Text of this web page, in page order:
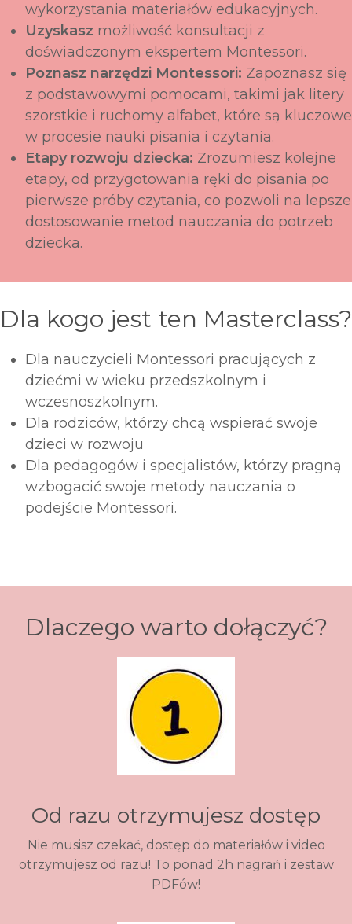
wykorzystania materiałów edukacyjnych.
Uzyskasz możliwość konsultacji z
doświadczonym ekspertem Montessori.
Poznasz narzędzi Montessori: Zapoznasz się
z podstawowymi pomocami, takimi jak litery
szorstkie i ruchomy alfabet, które są kluczowe
w procesie nauki pisania i czytania.
Etapy rozwoju dziecka: Zrozumiesz kolejne
etapy, od przygotowania ręki do pisania po
pierwsze próby czytania, co pozwoli na lepsze
dostosowanie metod nauczania do potrzeb
dziecka.
Dla kogo jest ten Masterclass?
Dla nauczycieli Montessori pracujących z
dziećmi w wieku przedszkolnym i
wczesnoszkolnym.
Dla rodziców, którzy chcą wspierać swoje
dzieci w rozwoju
Dla pedagogów i specjalistów, którzy pragną
wzbogacić swoje metody nauczania o
podejście Montessori.
Dlaczego warto dołączyć?
Od razu otrzymujesz dostęp
Nie musisz czekać, dostęp do materiałów i video
otrzymujesz od razu! To ponad 2h nagrań i zestaw
PDFów!